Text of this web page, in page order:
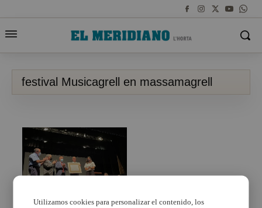
festival Musicagrell en massamagrell
Utilizamos cookies para personalizar el contenido, los